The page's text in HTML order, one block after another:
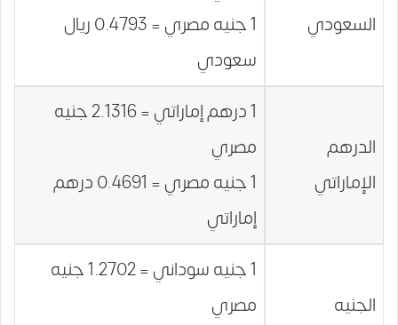
السعودي
1 جنيه مصري = 0.4793 ريال
سعودي
الدرهم
الإماراتي
1 درهم إماراتي = 2.1316 جنيه
مصري
1 جنيه مصري = 0.4691 درهم
إماراتي
الجنيه
1 جنيه سوداني = 1.2702 جنيه
مصري